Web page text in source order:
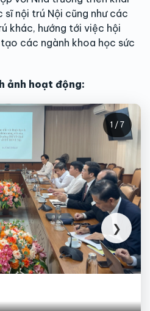
nội trú Nội cũng như các
khác, hướng tới việc hội
các ngành khoa học sức
ảnh hoạt động:
❯
1 / 7